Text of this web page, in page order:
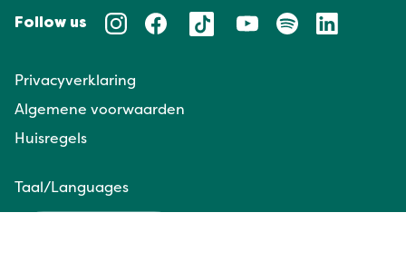
Follow us
Privacyverklaring
Algemene voorwaarden
Huisregels
Taal/Languages